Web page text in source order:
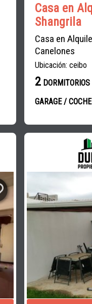
Casa en
Shangrila
Casa en
Canelones
Ubicación: ceibo
2 DORMITORIOS
GARAGE /